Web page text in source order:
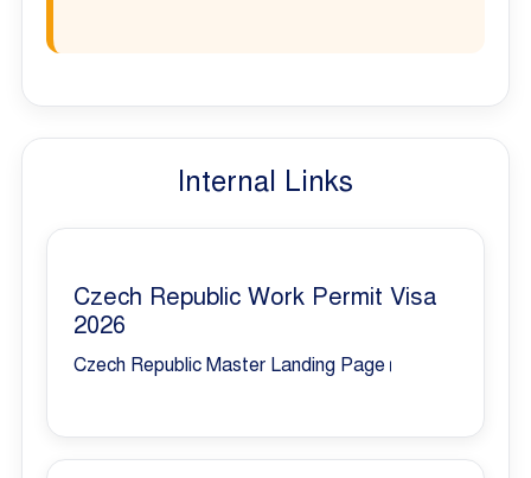
Internal Links
Czech Republic Work Permit Visa
2026
Czech Republic Master Landing Page।